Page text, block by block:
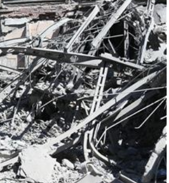
Bắc Biên - Giữ một ngôi
làng ven sông Hồng của Hà
Nội
TS. Trần Kim Hào